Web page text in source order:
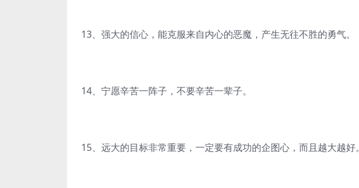
13、强大的信心，能克服来自内心的恶魔，产生无往不胜的勇气。
14、宁愿辛苦一阵子，不要辛苦一辈子。
15、远大的目标非常重要，一定要有成功的企图心，而且越大越好。